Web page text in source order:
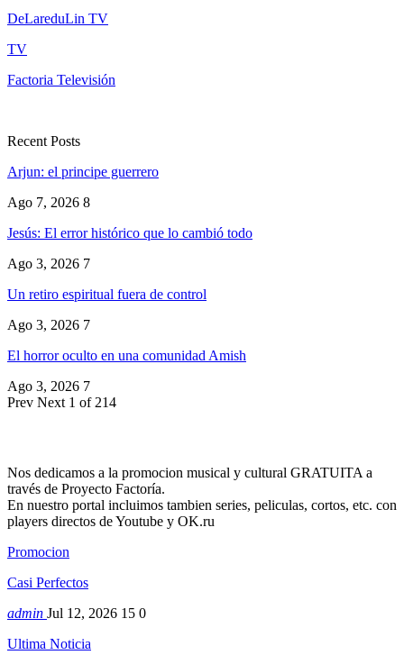
DeLareduLin TV
TV
Factoria Televisión
Recent Posts
Arjun: el principe guerrero
Ago 7, 2026 8
Jesús: El error histórico que lo cambió todo
Ago 3, 2026 7
Un retiro espiritual fuera de control
Ago 3, 2026 7
El horror oculto en una comunidad Amish
Ago 3, 2026 7
Prev Next 1 of 214
Nos dedicamos a la promocion musical y cultural GRATUITA a
través de Proyecto Factoría.
En nuestro portal incluimos tambien series, peliculas, cortos, etc. con
players directos de Youtube y OK.ru
Promocion
Casi Perfectos
admin Jul 12, 2026 15 0
Ultima Noticia